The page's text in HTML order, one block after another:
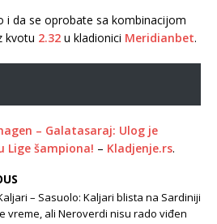
i da se oprobate sa kombinacijom
kvotu 2.32 u kladionici Meridianbet.
– Galatasaraj: Ulog je
Lige šampiona! – Kladjenje.rs.
– Sasuolo: Kaljari blista na Sardiniji
vreme, ali Neroverdi nisu rado viđen